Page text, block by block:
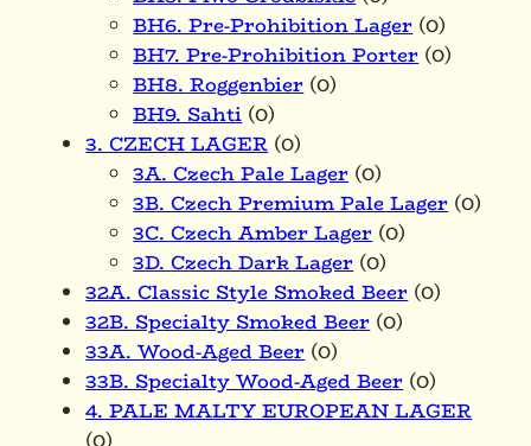
BH6. Pre-Prohibition Lager(0)
BH7. Pre-Prohibition Porter(0)
BH8. Roggenbier(0)
BH9. Sahti(0)
3. CZECH LAGER(0)
3A. Czech Pale Lager(0)
3B. Czech Premium Pale Lager(0)
3C. Czech Amber Lager(0)
3D. Czech Dark Lager(0)
32A. Classic Style Smoked Beer(0)
32B. Specialty Smoked Beer(0)
33A. Wood-Aged Beer(0)
33B. Specialty Wood-Aged Beer(0)
4. PALE MALTY EUROPEAN LAGER